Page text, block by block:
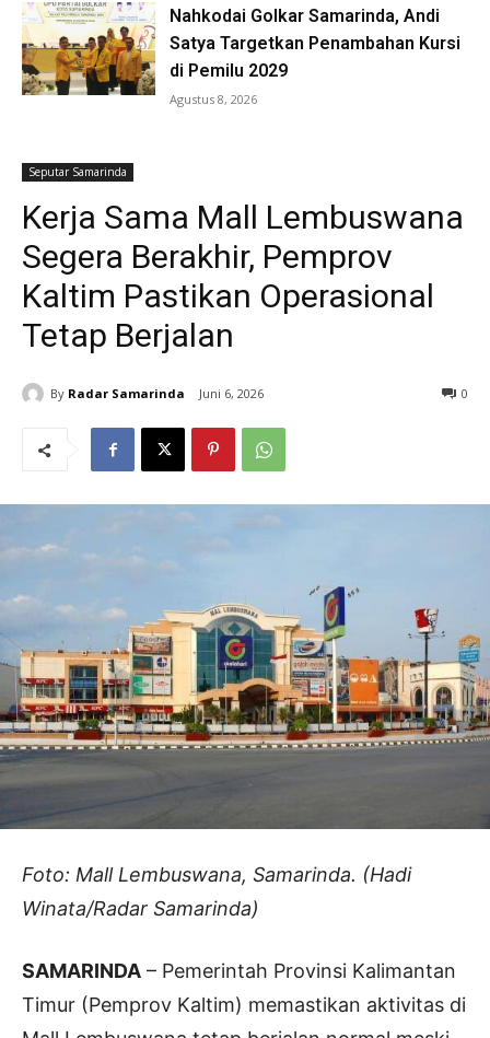
Nahkodai Golkar Samarinda, Andi
Satya Targetkan Penambahan Kursi
di Pemilu 2029
Agustus 8, 2026